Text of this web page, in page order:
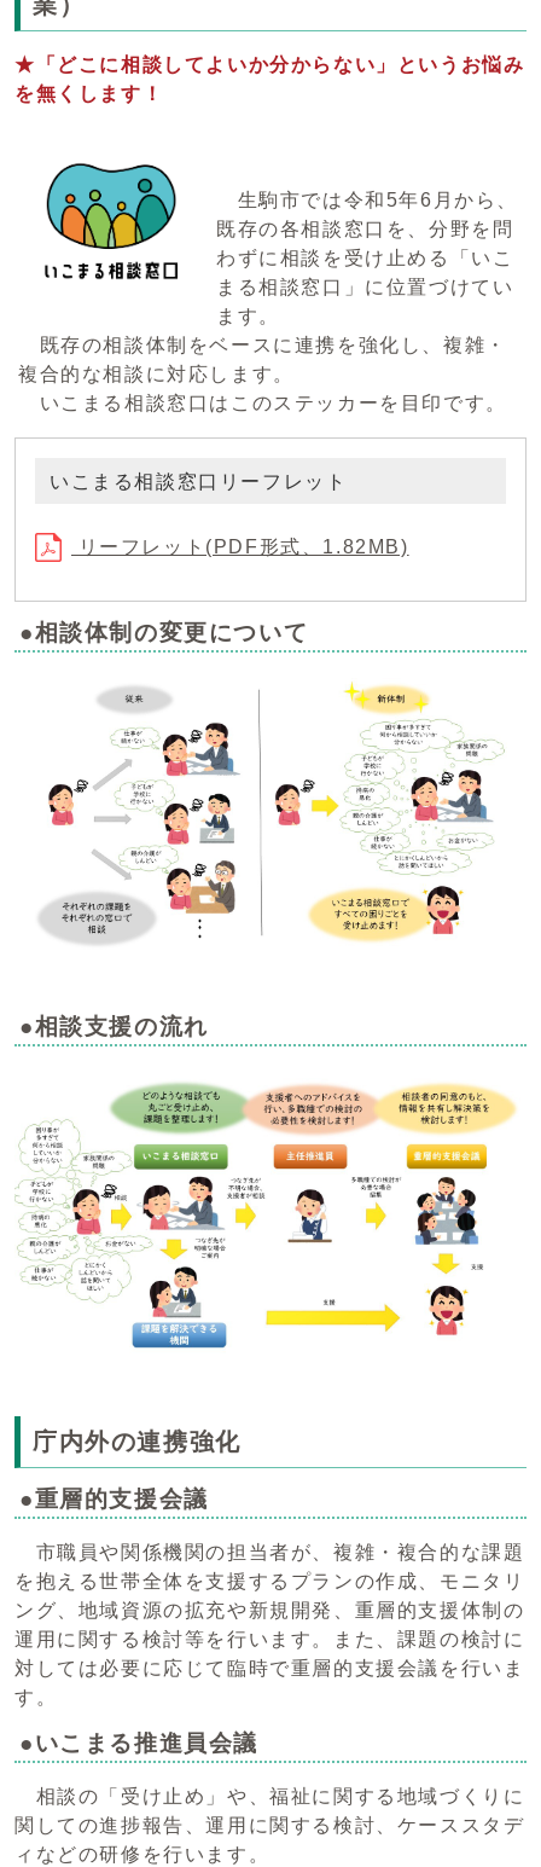
★「どこに相談してよいか分からない」というお悩み
を無くします！
生駒市では令和5年6月から、
既存の各相談窓口を、分野を問
わずに相談を受け止める「いこ
まる相談窓口」に位置づけてい
ます。
既存の相談体制をベースに連携を強化し、複雑・
複合的な相談に対応します。
いこまる相談窓口はこのステッカーを目印です。
いこまる相談窓口リーフレット
リーフレット(PDF形式、1.82MB)
●相談体制の変更について
●相談支援の流れ
庁内外の連携強化
●重層的支援会議
市職員や関係機関の担当者が、複雑・複合的な課題
を抱える世帯全体を支援するプランの作成、モニタリ
ング、地域資源の拡充や新規開発、重層的支援体制の
運用に関する検討等を行います。また、課題の検討に
対しては必要に応じて臨時で重層的支援会議を行いま
す。
●いこまる推進員会議
相談の「受け止め」や、福祉に関する地域づくりに
関しての進捗報告、運用に関する検討、ケーススタデ
ィなどの研修を行います。